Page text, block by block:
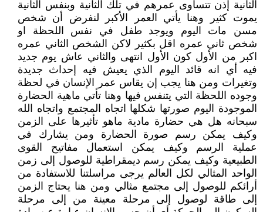
الثانية إذن تتساوى عمرهم في تلك الثانية وبنفس الثانية
يموت كثير وهنا يأتي العمر الأكبر لنفرض أن شخص
مسن مات اليوم ويوجد طفل في نفس اللحظة او
شخص ثاني عمره اقل بكثير لاكن الشخص الثاني عمره
اكبر من الأول كون الأول انتهى والثاني عاش يوم جديد
فيه أي انه قائد اليوم الذي يعيش فيه إحداث جديدة
وتغيرات ومن هنا يجب إن يقاس عمر الإنسان في لحظة
وجوده اللحظة التي يتنفس فيها وهنا تأتي ماهية الحضارة
الموجودة اليوم صورتها شكلها اتجاه المجتمع واتجاه الله
سبحانه هل هي حضارة مادية ماهو تأثيرها على الزمن
وكيف يمكن رسم صورة الحضارة ومن يشارك في
عملية الرسم وكيف يمكن استعمال مفاتيح القوى
الطبيعية وكيف يمكن رسم ديمقراطية للوصول إلى زمن
الواحد المثالي لكل العالم يرجى مراسلتنا للاستفادة من
أرائكم للوصول إلى مجتمع مثالي ومن هنا يحتاج الزمن
إلى طاقة لوصول إلى مرحلة معينة من إلى مرحلة